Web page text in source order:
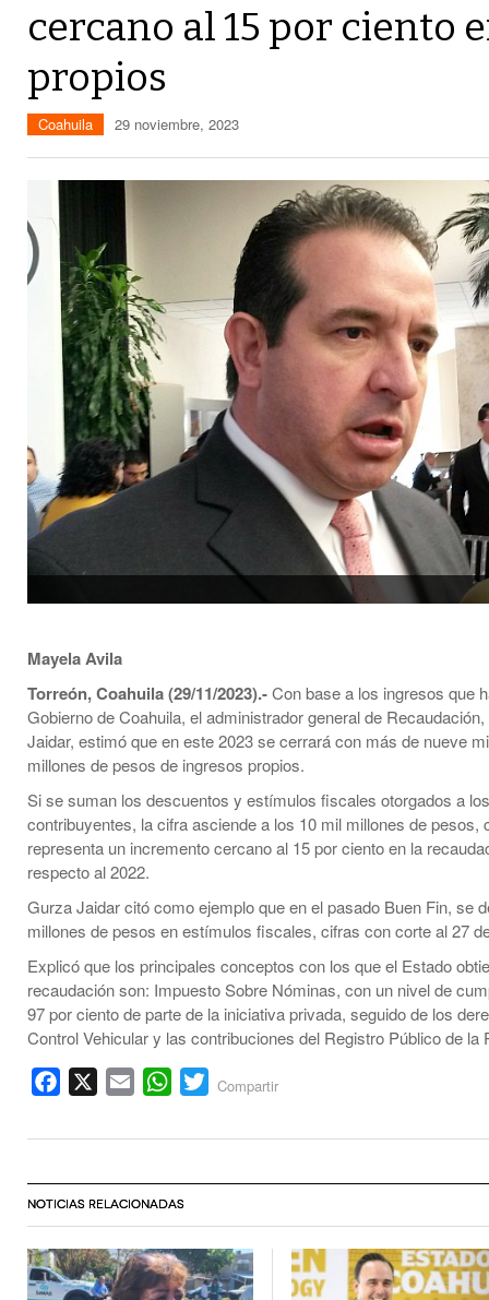
cercano al 15 por ciento
propios
Coahuila 29 noviembre, 2023
Mayela Avila
Torreón, Coahuila (29/11/2023).-Con base a los ingresos que
Gobierno de Coahuila, el administrador general de
Jaidar, estimó que en este 2023 se cerrará con más de nueve
millones de pesos de ingresos propios.
Si se suman los descuentos y estímulos fiscales otorgados a los
contribuyentes, la cifra asciende a los 10 mil millones de pesos,
representa un incremento cercano al 15 por ciento en la
respecto al 2022.
Gurza Jaidar citó como ejemplo que en el pasado Buen Fin, se
millones de pesos en estímulos fiscales, cifras con corte al 27
Explicó que los principales conceptos con los que el Estado
recaudación son: Impuesto Sobre Nóminas, con un nivel de
97 por ciento de parte de la iniciativa privada, seguido de los
Control Vehicular y las contribuciones del Registro Público de la
Facebook Email WhatsApp
Twitter
Compartir
NOTICIAS RELACIONADAS